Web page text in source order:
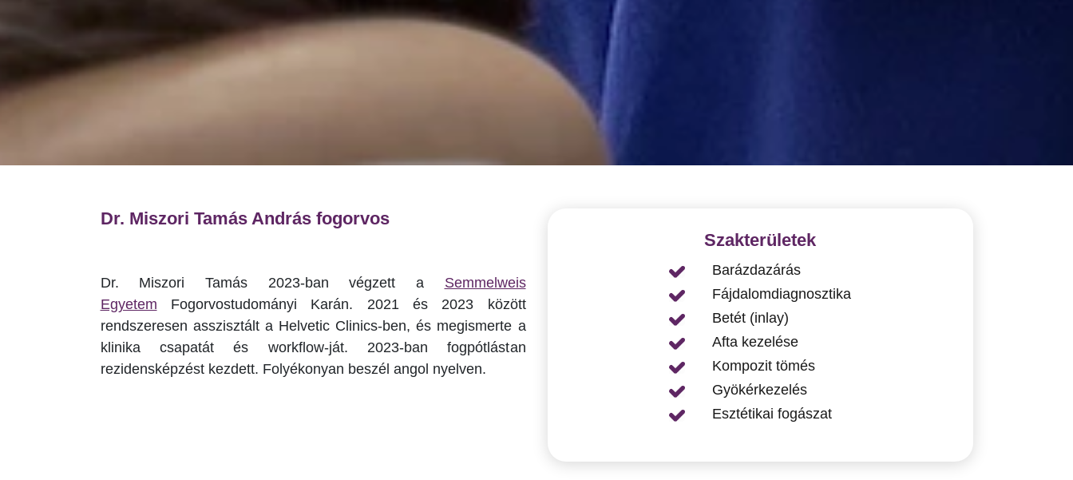
Dr. Miszori Tamás András fogorvos
Dr. Miszori Tamás 2023-ban végzett a Semmelweis
Egyetem Fogorvostudományi Karán. 2021 és 2023 között
rendszeresen asszisztált a Helvetic Clinics-ben, és megismerte a
klinika csapatát és workflow-ját. 2023-ban fogpótlástan
rezidensképzést kezdett. Folyékonyan beszél angol nyelven.
Szakterületek
Barázdazárás
Fájdalomdiagnosztika
Betét (inlay)
Afta kezelése
Kompozit tömés
Gyökérkezelés
Esztétikai fogászat